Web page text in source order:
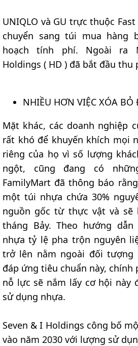
UNIQLO và GU trực thuộc
chuyển sang túi mua hàng
hoạch tính phí. Ngoài ra
Holdings ( HD ) đã bắt đầu
NHIỀU HƠN VIỆC XÓA BỎ
Mặt khác, các doanh nghiệp
rất khó để khuyến khích mọi
riêng của họ vì số lượng
ngột, cũng đang có
FamilyMart đã thông báo
một túi nhựa chứa 30%
nguồn gốc từ thực vật và
tháng Bảy. Theo hướng
nhựa tỷ lệ pha trộn nguyên
trở lên nằm ngoài đối tượng
đáp ứng tiêu chuẩn này, chính
nỗ lực sẽ nắm lấy cơ hội này
sử dụng nhựa.
Seven & I Holdings công bố
vào năm 2030 với lượng sử